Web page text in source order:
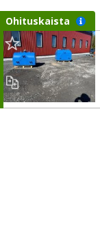
Ohituskaista